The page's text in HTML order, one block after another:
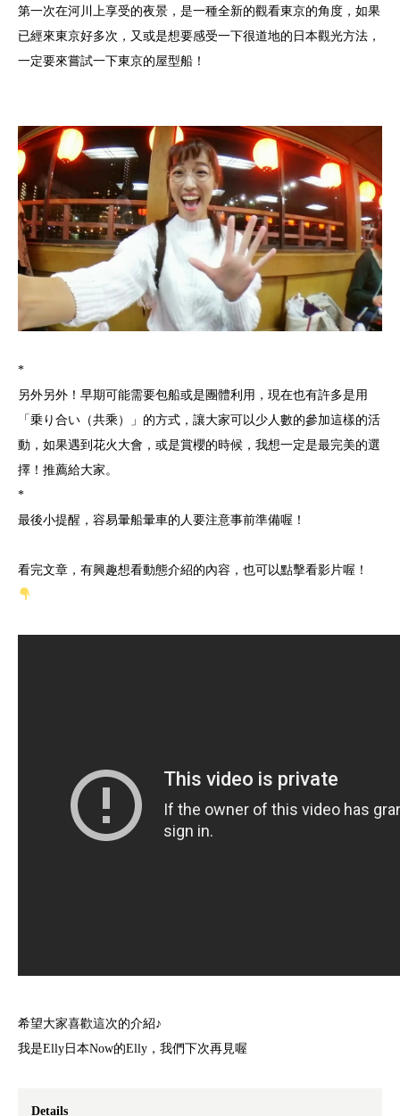
第一次在河川上享受的夜景，是一種全新的觀看東京的角度，如果
已經來東京好多次，又或是想要感受一下很道地的日本觀光方法，
一定要來嘗試一下東京的屋型船！
*
另外另外！早期可能需要包船或是團體利用，現在也有許多是用
「乗り合い（共乘）」的方式，讓大家可以少人數的參加這樣的活
動，如果遇到花火大會，或是賞櫻的時候，我想一定是最完美的選
擇！推薦給大家。
*
最後小提醒，容易暈船暈車的人要注意事前準備喔！
看完文章，有興趣想看動態介紹的內容，也可以點擊看影片喔！
希望大家喜歡這次的介紹♪
我是Elly日本Now的Elly，我們下次再見喔
Details